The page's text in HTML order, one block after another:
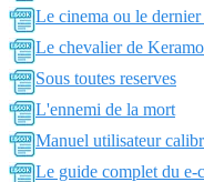
Le cinema ou le dernier
Le chevalier de
Sous toutes reserves
L'ennemi de la mort
Manuel utilisateur
Le guide complet du e-